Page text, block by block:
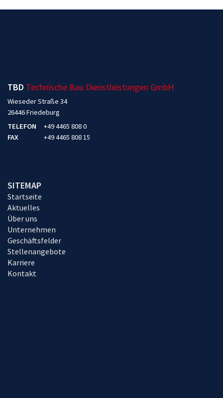
TBD Technische Bau Dienstleistungen GmbH
Wieseder Straße 34
26446 Friedeburg
TELEFON
+49 4465 808 0
FAX
+49 4465 808 15
SITEMAP
Startseite
Aktuelles
Über uns
Unternehmen
Geschäftsfelder
Stellenangebote
Karriere
Kontakt